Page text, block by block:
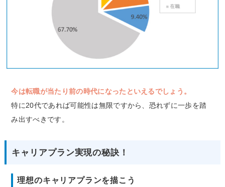
今は転職が当たり前の時代になったといえるでしょう。
特に20代であれば可能性は無限ですから、恐れずに一歩を踏
み出すべきです。
キャリアプラン実現の秘訣！
理想のキャリアプランを描こう